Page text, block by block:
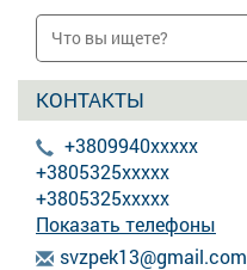
КОНТАКТЫ
+3809940xxxxx
+3805325xxxxx
+3805325xxxxx
Показать телефоны
svzpek13@gmail.com